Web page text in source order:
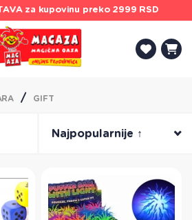
za kupovinu preko 2999 RSD
GIFT
Najpopularnije ↑